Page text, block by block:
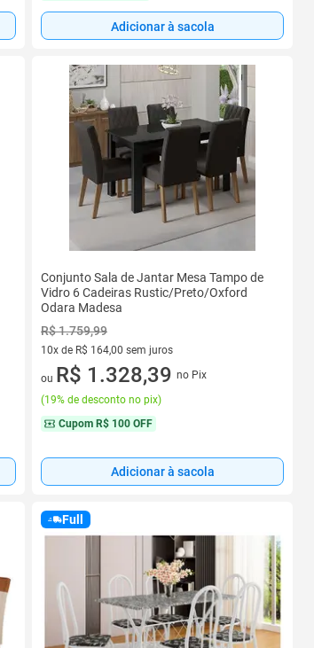
Adicionar à sacola
Conjunto Sala de Jantar Mesa Tampo de
Vidro 6 Cadeiras Rustic/Preto/Oxford
Odara Madesa
R$ 1.759,99
10x de R$ 164,00 sem juros
10 vez de R$ 164,00 sem juros
ou R$ 1.328,39 no Pix
(19% de desconto no pix)
Cupom R$ 100 OFF
Adicionar à sacola
Full